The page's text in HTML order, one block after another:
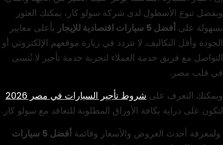
وبفضل تنوع الأسطول لدى شركة سولو كار، يمكنك العثور
بسهولة على أفضل 5 سيارات اقتصادية للإيجار بأعلى معايير
الجودة وأقل التكاليف. لا تتردد في زيارة موقعهم الإلكتروني أو
التواصل مع فريق خدمة العملاء لتجربة خدمة تأجير لا تُنسى
في قلب مصر.
ويمكنك التعرف على شروط تأجير السيارات في مصر 2026
لتكون على دراية بكافة الأوراق المطلوبة للتعاقد مع سولو كار.
ولمعرفة أحدث العروض والأسعار وقائمة
أفضل 5 سيارات